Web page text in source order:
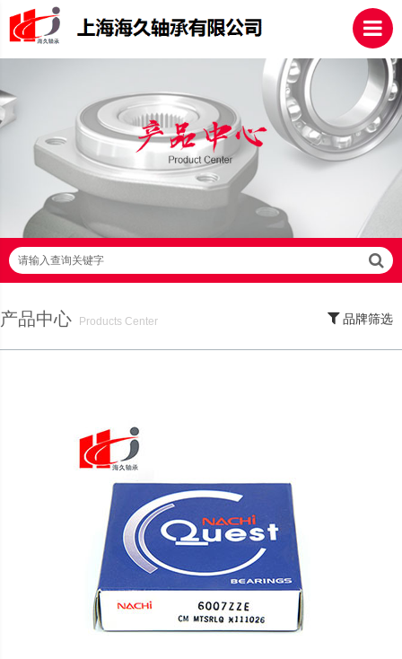
请输入查询关键字
产品中心
Products Center
品牌筛选